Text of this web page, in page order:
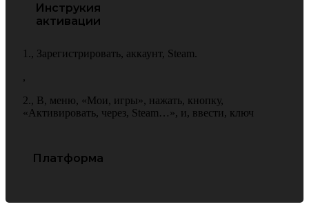
Инструкия
активации
1., Зарегистрировать, аккаунт, Steam.
,
2., В, меню, «Мои, игры», нажать, кнопку,
«Активировать, через, Steam…», и, ввести, ключ
Платформа